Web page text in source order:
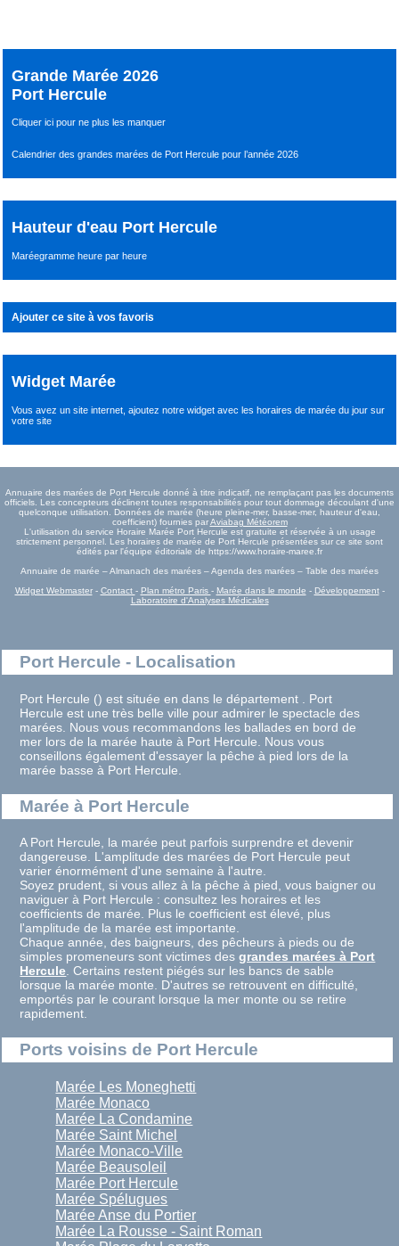
Grande Marée 2026
Port Hercule
Cliquer ici pour ne plus les manquer
Calendrier des grandes marées de Port Hercule pour l’année 2026
Hauteur d'eau Port Hercule
Maréegramme heure par heure
Ajouter ce site à vos favoris
Widget Marée
Vous avez un site internet,ajoutez notre widget avec les horaires de marée du joursur
votre site
Annuaire des marées de Port Hercule donné à titre indicatif, ne remplaçant pas les documents
officiels. Les concepteurs déclinent toutes responsabilités pour tout dommage découlant d'une
quelconque utilisation. Données de marée (heure pleine-mer, basse-mer, hauteur d'eau,
coefficient) fournies parAviabag Météorem
L'utilisation du service Horaire Marée Port Hercule est gratuite et réservée à un usage
strictement personnel. Les horaires de marée de Port Hercule présentées sur ce site sont
édités par l'équipe éditoriale de https://www.horaire-maree.fr
Annuaire de marée – Almanach des marées – Agenda des marées – Table des marées
Widget Webmaster- Contact - Plan métro Paris - Marée dans le monde - Développement-
Laboratoire d'Analyses Médicales
Port Hercule - Localisation
Port Hercule () est située en dans le département . Port
Hercule est une très belle ville pour admirer le spectacle des
marées. Nous vous recommandons les ballades en bord de
mer lors de la marée haute à Port Hercule. Nous vous
conseillons également d'essayer la pêche à pied lors de la
marée basse à Port Hercule.
Marée à Port Hercule
A Port Hercule, la marée peut parfois surprendre et devenir
dangereuse. L'amplitude des marées de Port Hercule peut
varier énormément d'une semaine à l'autre.
Soyez prudent, si vous allez à la pêche à pied, vous baigner ou
naviguer à Port Hercule : consultez les horaires et les
coefficients de marée. Plus le coefficient est élevé, plus
l'amplitude de la marée est importante.
Chaque année, des baigneurs, des pêcheurs à pieds ou de
simples promeneurs sont victimes desgrandes marées à Port
Hercule. Certains restent piégés sur les bancs de sable
lorsque la marée monte. D'autres se retrouvent en difficulté,
emportés par le courant lorsque la mer monte ou se retire
rapidement.
Ports voisins de Port Hercule
Marée Les Moneghetti
Marée Monaco
Marée La Condamine
Marée Saint Michel
Marée Monaco-Ville
Marée Beausoleil
Marée Port Hercule
Marée Spélugues
Marée Anse du Portier
Marée La Rousse - Saint Roman